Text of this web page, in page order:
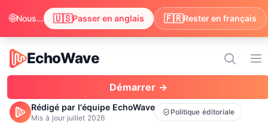
EchoWave
EchoWave
Démarrer →
Rédigé par l'équipe EchoWave
Mis à jour juillet 2026
Politique éditoriale
🌐 Nous avons remarqué que votre navigateur préfère anglais. Passer pour profiter du contenu en anglais ? 🇺🇸Passer en anglais 🇫🇷Rester en français